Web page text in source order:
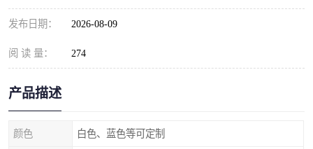
发布日期： 2026-08-09
阅 读 量： 274
产品描述
颜色 白色、蓝色等可定制